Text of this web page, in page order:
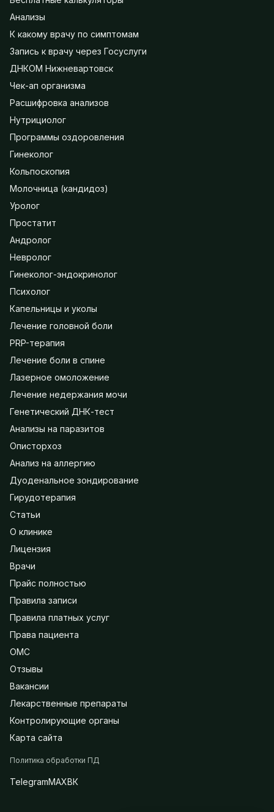
Анализы
К какому врачу по симптомам
Запись к врачу через Госуслуги
ДНКОМ Нижневартовск
Чек-ап организма
Расшифровка анализов
Нутрициолог
Программы оздоровления
Гинеколог
Кольпоскопия
Молочница (кандидоз)
Уролог
Простатит
Андролог
Невролог
Гинеколог-эндокринолог
Психолог
Капельницы и уколы
Лечение головной боли
PRP-терапия
Лечение боли в спине
Лазерное омоложение
Лечение недержания мочи
Генетический ДНК-тест
Анализы на паразитов
Описторхоз
Анализ на аллергию
Дуоденальное зондирование
Гирудотерапия
Статьи
О клинике
Лицензия
Врачи
Прайс полностью
Правила записи
Правила платных услуг
Права пациента
ОМС
Отзывы
Вакансии
Лекарственные препараты
Контролирующие органы
Карта сайта
Политика обработки ПД
TelegramMAXВК